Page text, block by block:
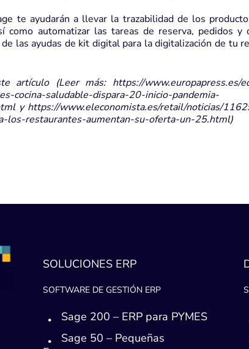
te ayudarán a llevar la trazabilidad de los
como automatizar las tareas de reserva, pedidos y
de lasayudas de kit digitalpara la digitalización de tu
artículo (Leer más: https://www.europapress.es/
cocina-saludable-dispara-20-inicio-pandemia-
y https://www.eleconomista.es/retail/noticias/
los-restaurantes-aumentan-su-oferta-un-25.html)
SOLUCIONES ERP
SOFTWARE DE GESTIÓN ERP
Sage 200 – ERP para PYMES
Sage 50 – Pequeñas